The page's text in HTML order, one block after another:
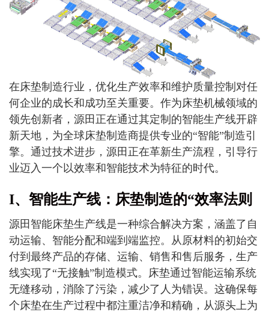
在床垫制造行业，优化生产效率和维护质量控制对任
何企业的成长和成功至关重要。作为床垫机械领域的
领先创新者，源田正在通过其定制的智能生产线开辟
新天地，为全球床垫制造商提供专业的“智能”制造引
擎。通过技术进步，源田正在革新生产流程，引导行
业迈入一个以效率和智能技术为特征的时代。
I、智能生产线：床垫制造的“效率法则
源田智能床垫生产线是一种综合解决方案，涵盖了自
动运输、智能分配和端到端监控。从原材料的初始交
付到最终产品的存储、运输、销售和售后服务，生产
线实现了“无接触”制造模式。床垫通过智能运输系统
无缝移动，消除了污染，减少了人为错误。这确保每
个床垫在生产过程中都注重洁净和精确，从源头上为